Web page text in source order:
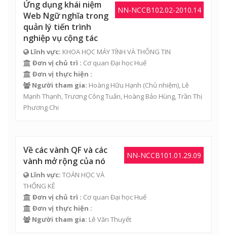
NN-NCCB102.02-2010.14
Ứng dụng khái niệm
Web Ngữ nghĩa trong
quản lý tiến trình
nghiệp vụ cộng tác
Lĩnh vực: KHOA HỌC MÁY TÍNH VÀ THÔNG TIN
Đơn vị chủ trì : Cơ quan Đại học Huế
Đơn vị thực hiện :
Người tham gia: Hoàng Hữu Hạnh (Chủ nhiệm), Lê
Mạnh Thạnh,Trương Công Tuấn, Hoàng Bảo Hùng, Trần Thị
Phương Chi
NN-NCCB101.01.29.09
Về các vành QF và các
vành mở rộng của nó
Lĩnh vực: TOÁN HỌC VÀ
THỐNG KÊ
Đơn vị chủ trì : Cơ quan Đại học Huế
Đơn vị thực hiện :
Người tham gia: Lê Văn Thuyết